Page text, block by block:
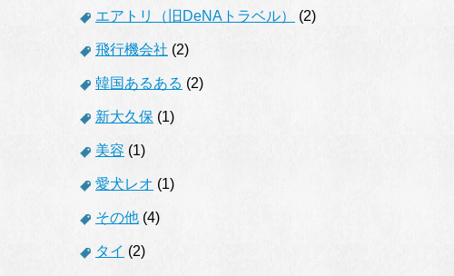
エアトリ（旧DeNAトラベル） (2)
飛行機会社 (2)
韓国あるある (2)
新大久保 (1)
美容 (1)
愛犬レオ (1)
その他 (4)
タイ (2)